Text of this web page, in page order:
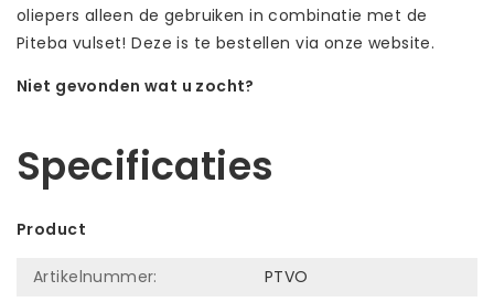
oliepers alleen de gebruiken in combinatie met de
Piteba vulset! Deze is te bestellen via onze website.
Niet gevonden wat u zocht?
Specificaties
Product
Artikelnummer:
PTVO